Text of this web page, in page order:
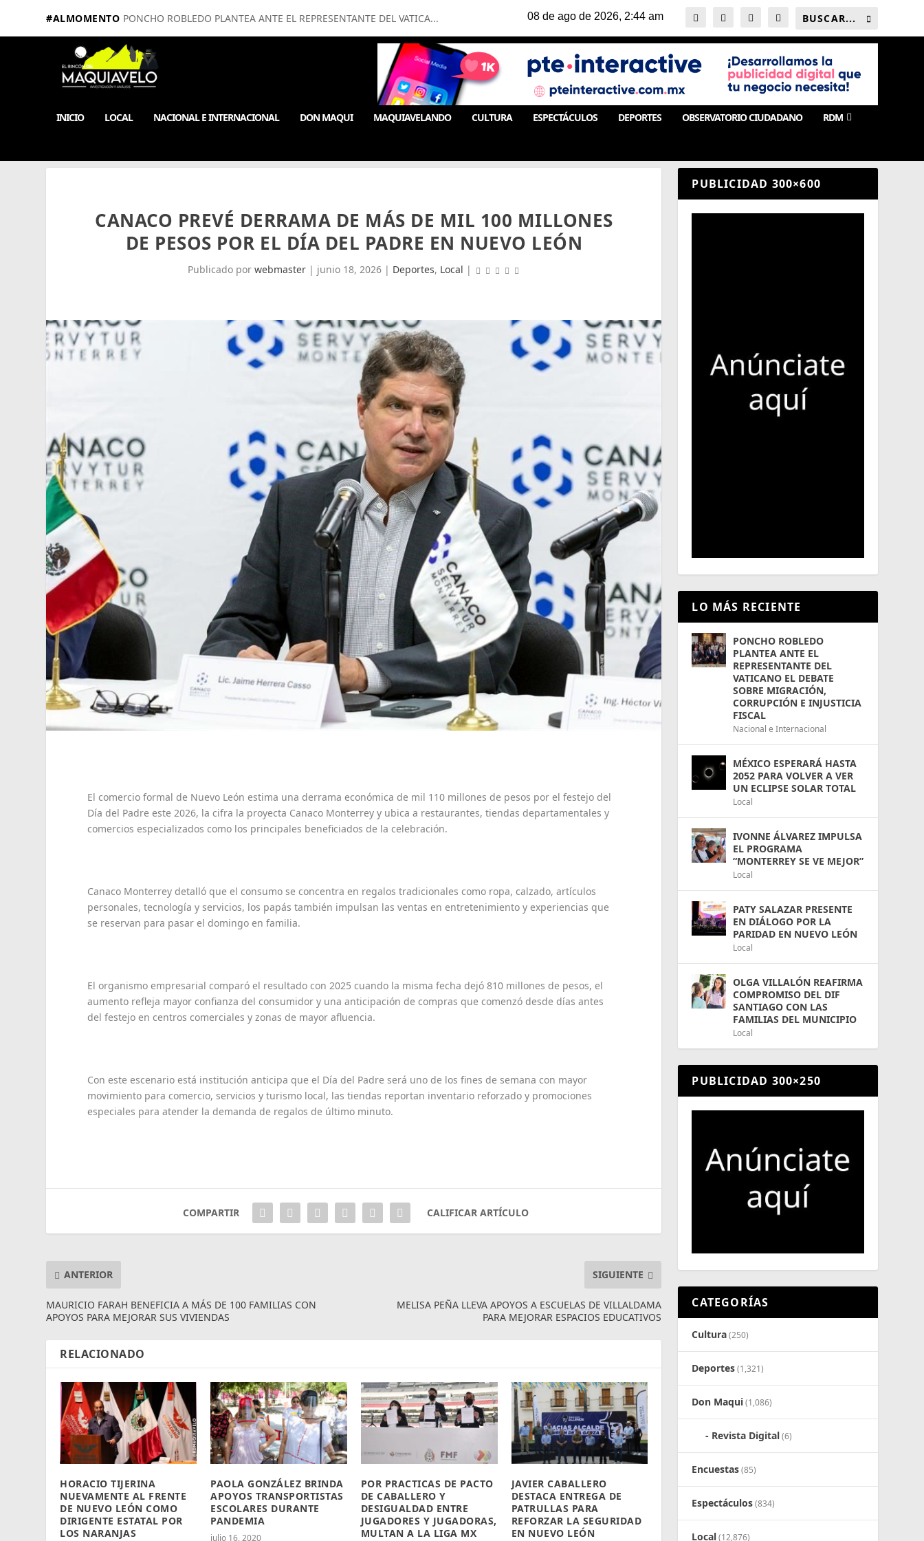
#ALMOMENTO PONCHO ROBLEDO PLANTEA ANTE EL REPRESENTANTE DEL VATICA...
INICIO LOCAL NACIONAL E INTERNACIONAL DON MAQUI MAQUIAVELANDO CULTURA ESPECTÁCULOS DEPORTES OBSERVATORIO CIUDADANO RDM
CANACO PREVÉ DERRAMA DE MÁS DE MIL 100 MILLONES
DE PESOS POR EL DÍA DEL PADRE EN NUEVO LEÓN
Publicado porwebmaster | junio 18, 2026 | Deportes, Local |
El comercio formal de Nuevo León estima una derrama económica de mil 110 millones de pesos por el festejo del
Día del Padre este 2026, la cifra la proyecta Canaco Monterrey y ubica a restaurantes, tiendas departamentales y
comercios especializados como los principales beneficiados de la celebración.
Canaco Monterrey detalló que el consumo se concentra en regalos tradicionales como ropa, calzado, artículos
personales, tecnología y servicios, los papás también impulsan las ventas en entretenimiento y experiencias que
se reservan para pasar el domingo en familia.
El organismo empresarial comparó el resultado con 2025 cuando la misma fecha dejó 810 millones de pesos, el
aumento refleja mayor confianza del consumidor y una anticipación de compras que comenzó desde días antes
del festejo en centros comerciales y zonas de mayor afluencia.
Con este escenario está institución anticipa que el Día del Padre será uno de los fines de semana con mayor
movimiento para comercio, servicios y turismo local, las tiendas reportan inventario reforzado y promociones
especiales para atender la demanda de regalos de último minuto.
COMPARTIR CALIFICAR ARTÍCULO
ANTERIOR
MAURICIO FARAH BENEFICIA A MÁS DE 100 FAMILIAS CON
APOYOS PARA MEJORAR SUS VIVIENDAS
SIGUIENTE
MELISA PEÑA LLEVA APOYOS A ESCUELAS DE VILLALDAMA
PARA MEJORAR ESPACIOS EDUCATIVOS
RELACIONADO
HORACIO TIJERINA
NUEVAMENTE AL FRENTE
DE NUEVO LEÓN COMO
DIRIGENTE ESTATAL POR
LOS NARANJAS
PAOLA GONZÁLEZ BRINDA
APOYOS TRANSPORTISTAS
ESCOLARES DURANTE
PANDEMIA
julio 16, 2020
POR PRACTICAS DE PACTO
DE CABALLERO Y
DESIGUALDAD ENTRE
JUGADORES Y JUGADORAS,
MULTAN A LA LIGA MX
JAVIER CABALLERO
DESTACA ENTREGA DE
PATRULLAS PARA
REFORZAR LA SEGURIDAD
EN NUEVO LEÓN
PUBLICIDAD 300×600
LO MÁS RECIENTE
PONCHO ROBLEDO
PLANTEA ANTE EL
REPRESENTANTE DEL
VATICANO EL DEBATE
SOBRE MIGRACIÓN,
CORRUPCIÓN E INJUSTICIA
FISCAL
Nacional e Internacional
MÉXICO ESPERARÁ HASTA
2052 PARA VOLVER A VER
UN ECLIPSE SOLAR TOTAL
Local
IVONNE ÁLVAREZ IMPULSA
EL PROGRAMA
“MONTERREY SE VE MEJOR”
Local
PATY SALAZAR PRESENTE
EN DIÁLOGO POR LA
PARIDAD EN NUEVO LEÓN
Local
OLGA VILLALÓN REAFIRMA
COMPROMISO DEL DIF
SANTIAGO CON LAS
FAMILIAS DEL MUNICIPIO
Local
PUBLICIDAD 300×250
CATEGORÍAS
Cultura(250)
Deportes(1,321)
Don Maqui(1,086)
Revista Digital(6)
Encuestas(85)
Espectáculos(834)
Local(12,876)